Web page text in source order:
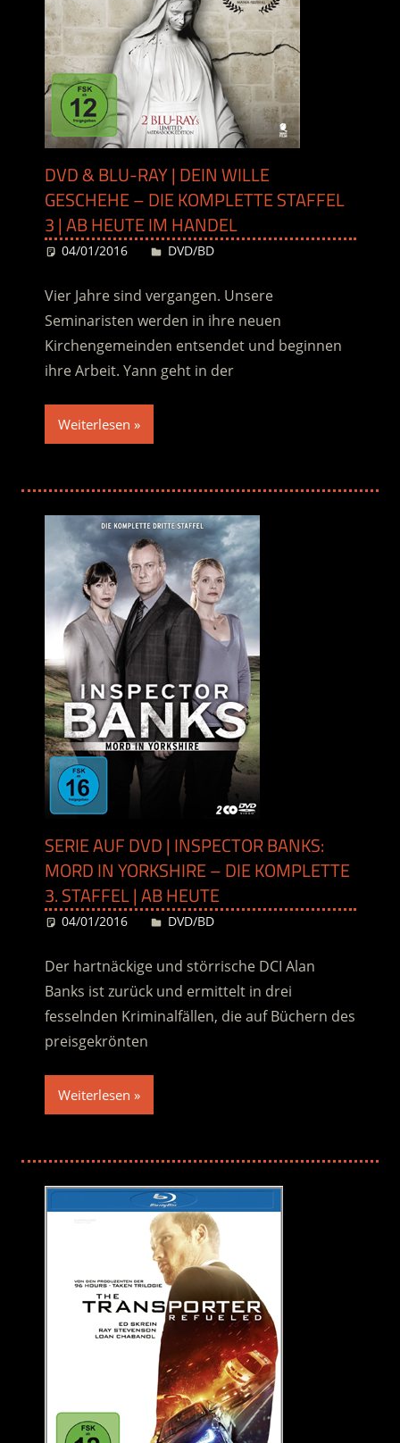
DVD & BLU-RAY | DEIN WILLE
GESCHEHE – DIE KOMPLETTE STAFFEL
3 | AB HEUTE IM HANDEL
04/01/2016 Desiree
DVD/BD
Vier Jahre sind vergangen. Unsere
Seminaristen werden in ihre neuen
Kirchengemeinden entsendet und beginnen
ihre Arbeit. Yann geht in der
Weiterlesen
SERIE AUF DVD | INSPECTOR BANKS:
MORD IN YORKSHIRE – DIE KOMPLETTE
3. STAFFEL | AB HEUTE
04/01/2016 Desiree
DVD/BD
Der hartnäckige und störrische DCI Alan
Banks ist zurück und ermittelt in drei
fesselnden Kriminalfällen, die auf Büchern des
preisgekrönten
Weiterlesen